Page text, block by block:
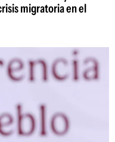
migratoria en el